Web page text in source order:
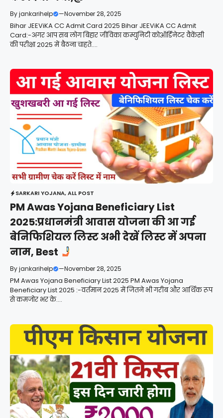
Byjankarihelp —November 28, 2025
Bihar JEEViKA CC Admit Card 2025 Bihar JEEViKA CC Admit
Card:-अगर आप सब लोग बिहार जीविका कम्युनिटी कोऑर्डिनेटर वैकेंसी
की परीक्षा 2025 में बैठना चाहते....
SARKARI YOJANA,ALL POST
PM Awas Yojana Beneficiary List
2025:प्रधानमंत्री आवास योजना की आ गई
बेनिफिशियल लिस्ट अभी देखें लिस्ट में अपना
नाम, Best
Byjankarihelp —November 28, 2025
PM Awas Yojana Beneficiary List 2025 PM Awas Yojana
Beneficiary List 2025 :-वर्तमान 2025 में जितने भी गरीब और आर्थिक रूप
से कमजोर भर के....